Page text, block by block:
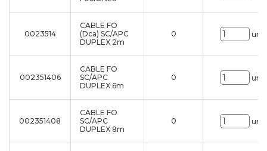
0023514
CABLE FO
(Dca) SC/APC
DUPLEX 2m
0 uni.
002351406
CABLE FO
SC/APC
DUPLEX 6m
0 uni.
002351408
CABLE FO
SC/APC
DUPLEX 8m
0 uni.